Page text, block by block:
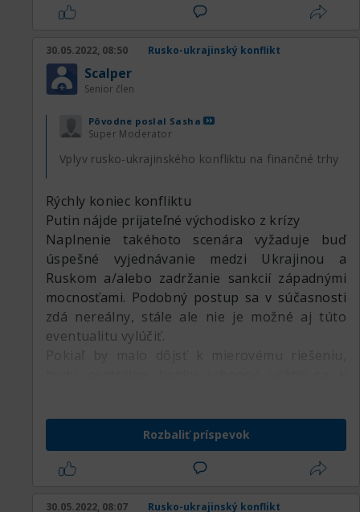
30.05.2022, 08:50 Rusko-ukrajinský konflikt
Scalper
Senior člen
Pôvodne poslal Sasha
Super Moderator
Vplyv rusko-ukrajinského konfliktu na finančné trhy
Rýchly koniec konfliktu
Putin nájde prijateľné východisko z krízy
Naplnenie takéhoto scenára vyžaduje buď
úspešné vyjednávanie medzi Ukrajinou a
Ruskom a/alebo zadržanie sankcií západnými
mocnosťami. Podobný postup sa v súčasnosti
zdá nereálny, stále ale nie je možné aj túto
eventualitu vylúčiť.
recesie, zapríčinenej predovšetkým chybami
Európskej centrálnej banky v oblasti úrokov a
nákupu aktív. Zároveň by stúpol dopyt po
Rozbaliť príspevok
30.05.2022, 08:07 Rusko-ukrajinský konflikt